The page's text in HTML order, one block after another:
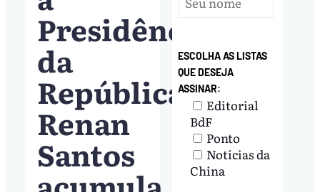
Presidência
da
República,
Renan
Santos
ESCOLHA AS LISTAS
QUE DESEJA
ASSINAR:
Editorial
BdF
Ponto
Notícias da
China